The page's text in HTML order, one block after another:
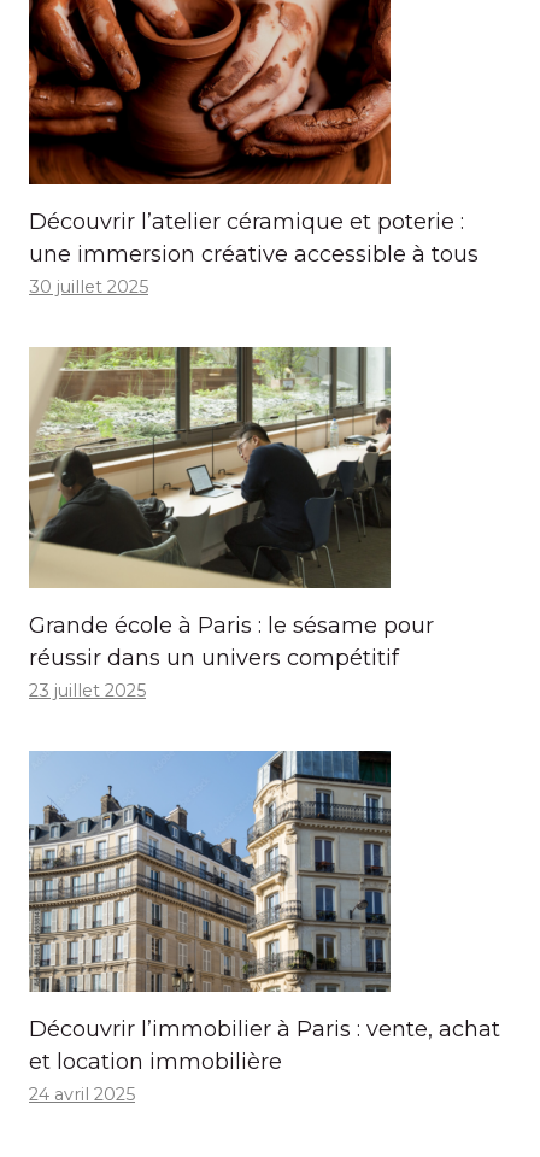
Découvrir l’atelier céramique et poterie :
une immersion créative accessible à tous
30 juillet 2025
Grande école à Paris : le sésame pour
réussir dans un univers compétitif
23 juillet 2025
Découvrir l’immobilier à Paris : vente, achat
et location immobilière
24 avril 2025